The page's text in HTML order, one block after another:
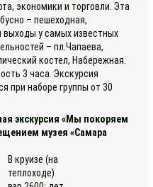
экономики и торговли. Эта
– пешеходная,
у самых известных
– пл.Чапаева,
костел, Набережная.
3 часа. Экскурсия
при наборе группы от 30
экскурсия «Мы покоряем
музея «Самара
В круизе (на
теплоходе)